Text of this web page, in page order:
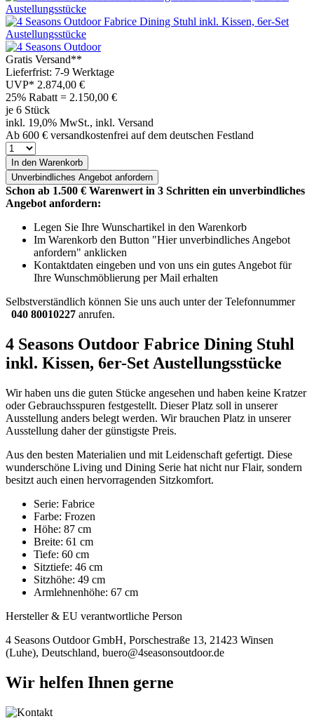
Gratis Versand**
Lieferfrist: 7-9 Werktage
UVP* 2.874,00 €
25% Rabatt = 2.150,00 €
je 6 Stück
inkl. 19,0% MwSt., inkl. Versand
Ab 600 € versandkostenfrei auf dem deutschen Festland
In den Warenkorb
Unverbindliches Angebot anfordern
Schon ab 1.500 € Warenwert in 3 Schritten ein unverbindliches
Angebot anfordern:
Legen Sie Ihre Wunschartikel in den Warenkorb
Im Warenkorb den Button "Hier unverbindliches Angebot
anfordern" anklicken
Kontaktdaten eingeben und von uns ein gutes Angebot für
Ihre Wunschmöblierung per Mail erhalten
Selbstverständlich können Sie uns auch unter der Telefonnummer
040 80010227 anrufen.
4 Seasons Outdoor Fabrice Dining Stuhl
inkl. Kissen, 6er-Set Austellungsstücke
Wir haben uns die guten Stücke angesehen und haben keine Kratzer
oder Gebrauchsspuren festgestellt. Dieser Platz soll in unserer
Ausstellung anders belegt werden. Wir brauchen Platz in unserer
Ausstellung daher der günstigste Preis.
Aus den besten Materialien und mit Leidenschaft gefertigt. Diese
wunderschöne Living und Dining Serie hat nicht nur Flair, sondern
besitzt auch einen hervorragenden Sitzkomfort.
Serie: Fabrice
Farbe: Frozen
Höhe: 87 cm
Breite: 61 cm
Tiefe: 60 cm
Sitztiefe: 46 cm
Sitzhöhe: 49 cm
Armlehnenhöhe: 67 cm
Hersteller & EU verantwortliche Person
4 Seasons Outdoor GmbH, Porschestraße 13, 21423 Winsen
(Luhe), Deutschland, buero@4seasonsoutdoor.de
Wir helfen Ihnen gerne